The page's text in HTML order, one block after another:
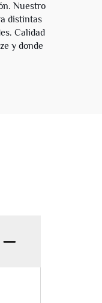
Nuestro
distintas
Calidad
y donde